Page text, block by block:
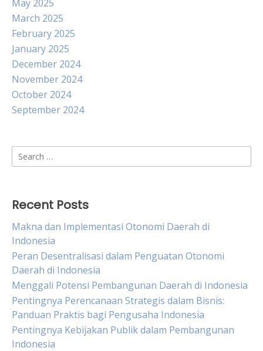
May 2025
March 2025
February 2025
January 2025
December 2024
November 2024
October 2024
September 2024
Search
for:
Recent Posts
Makna dan Implementasi Otonomi Daerah di
Indonesia
Peran Desentralisasi dalam Penguatan Otonomi
Daerah di Indonesia
Menggali Potensi Pembangunan Daerah di Indonesia
Pentingnya Perencanaan Strategis dalam Bisnis:
Panduan Praktis bagi Pengusaha Indonesia
Pentingnya Kebijakan Publik dalam Pembangunan
Indonesia